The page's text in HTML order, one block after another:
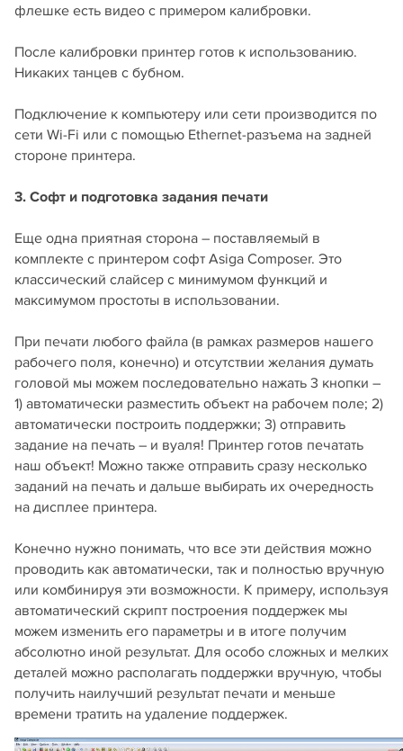
флешке есть видео с примером калибровки.
После калибровки принтер готов к использованию.
Никаких танцев с бубном.
Подключение к компьютеру или сети производится по
сети Wi-Fi или с помощью Ethernet-разъема на задней
стороне принтера.
3. Софт и подготовка задания печати
Еще одна приятная сторона – поставляемый в
комплекте с принтером софт Asiga Composer. Это
классический слайсер с минимумом функций и
максимумом простоты в использовании.
При печати любого файла (в рамках размеров нашего
рабочего поля, конечно) и отсутствии желания думать
головой мы можем последовательно нажать 3 кнопки –
1) автоматически разместить объект на рабочем поле; 2)
автоматически построить поддержки; 3) отправить
задание на печать – и вуаля! Принтер готов печатать
наш объект! Можно также отправить сразу несколько
заданий на печать и дальше выбирать их очередность
на дисплее принтера.
Конечно нужно понимать, что все эти действия можно
проводить как автоматически, так и полностью вручную
или комбинируя эти возможности. К примеру, используя
автоматический скрипт построения поддержек мы
можем изменить его параметры и в итоге получим
абсолютно иной результат. Для особо сложных и мелких
деталей можно располагать поддержки вручную, чтобы
получить наилучший результат печати и меньше
времени тратить на удаление поддержек.